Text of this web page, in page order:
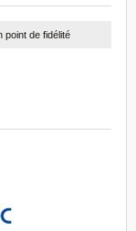
point de fidélité